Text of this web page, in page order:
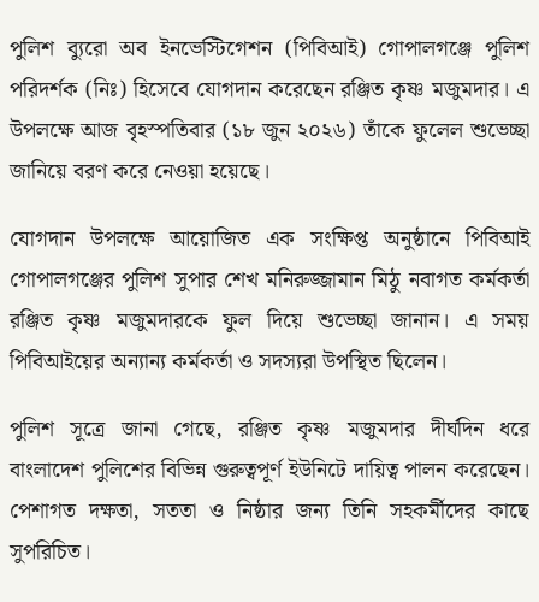
পুলিশ ব্যুরো অব ইনভেস্টিগেশন (পিবিআই) গোপালগঞ্জে পুলিশ
পরিদর্শক (নিঃ) হিসেবে যোগদান করেছেন রঞ্জিত কৃষ্ণ মজুমদার। এ
উপলক্ষে আজ বৃহস্পতিবার (১৮ জুন ২০২৬) তাঁকে ফুলেল শুভেচ্ছা
জানিয়ে বরণ করে নেওয়া হয়েছে।
যোগদান উপলক্ষে আয়োজিত এক সংক্ষিপ্ত অনুষ্ঠানে পিবিআই
গোপালগঞ্জের পুলিশ সুপার শেখ মনিরুজ্জামান মিঠু নবাগত কর্মকর্তা
রঞ্জিত কৃষ্ণ মজুমদারকে ফুল দিয়ে শুভেচ্ছা জানান। এ সময়
পিবিআইয়ের অন্যান্য কর্মকর্তা ও সদস্যরা উপস্থিত ছিলেন।
পুলিশ সূত্রে জানা গেছে, রঞ্জিত কৃষ্ণ মজুমদার দীর্ঘদিন ধরে
বাংলাদেশ পুলিশের বিভিন্ন গুরুত্বপূর্ণ ইউনিটে দায়িত্ব পালন করেছেন।
পেশাগত দক্ষতা, সততা ও নিষ্ঠার জন্য তিনি সহকর্মীদের কাছে
সুপরিচিত।